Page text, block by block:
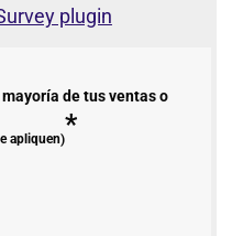
plugin
de tus ventas o
apliquen)*